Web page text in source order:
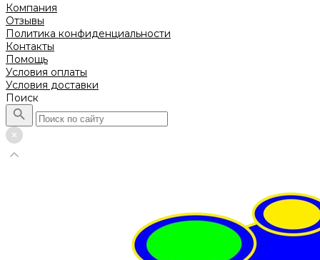
Компания
Отзывы
Политика конфиденциальности
Контакты
Помощь
Условия оплаты
Условия доставки
Поиск